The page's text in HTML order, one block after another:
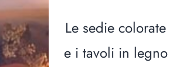
Le sedie colorate
e i tavoli in legno